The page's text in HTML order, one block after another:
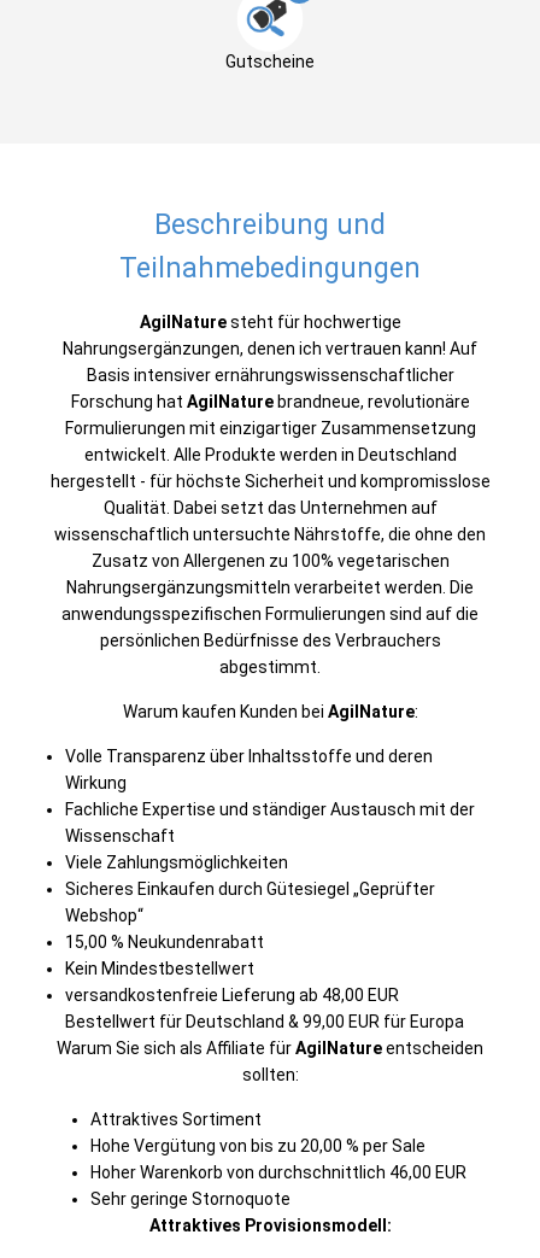
Gutscheine
Beschreibung und
Teilnahmebedingungen
AgilNaturesteht für hochwertige
Nahrungsergänzungen, denen ich vertrauen kann! Auf
Basis intensiver ernährungswissenschaftlicher
Forschung hat AgilNaturebrandneue, revolutionäre
Formulierungen mit einzigartiger Zusammensetzung
entwickelt. Alle Produkte werden in Deutschland
hergestellt - für höchste Sicherheit und kompromisslose
Qualität. Dabei setzt das Unternehmen auf
wissenschaftlich untersuchte Nährstoffe, die ohne den
Zusatz von Allergenen zu 100% vegetarischen
Nahrungsergänzungsmitteln verarbeitet werden. Die
anwendungsspezifischen Formulierungen sind auf die
persönlichen Bedürfnisse des Verbrauchers
abgestimmt.
Warum kaufen Kunden bei AgilNature:
Volle Transparenz über Inhaltsstoffe und deren
Wirkung
Fachliche Expertise und ständiger Austausch mit der
Wissenschaft
Viele Zahlungsmöglichkeiten
Sicheres Einkaufen durch Gütesiegel „Geprüfter
Webshop“
15,00 % Neukundenrabatt
Kein Mindestbestellwert
versandkostenfreie Lieferung ab 48,00 EUR
Bestellwert für Deutschland & 99,00 EUR für Europa
Warum Sie sich als Affiliate fürAgilNatureentscheiden
sollten:
Attraktives Sortiment
Hohe Vergütung von bis zu 20,00 % per Sale
Hoher Warenkorb von durchschnittlich 46,00 EUR
Sehr geringe Stornoquote
Attraktives Provisionsmodell: